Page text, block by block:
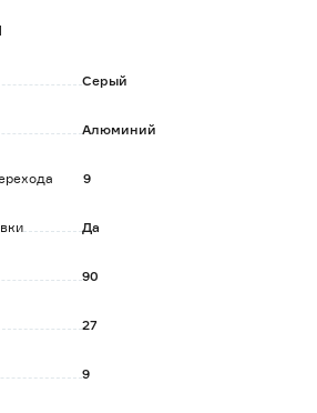
на направляющую при
Серый
Алюминий
9
Да
90
27
9